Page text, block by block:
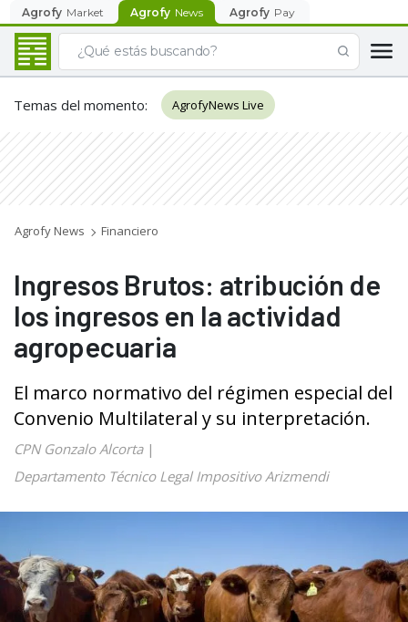
Agrofy Market Agrofy News Agrofy Pay
Temas del momento: AgrofyNews Live
Agrofy News Financiero
Ingresos Brutos: atribución de
los ingresos en la actividad
agropecuaria
El marco normativo del régimen especial del
Convenio Multilateral y su interpretación.
CPN Gonzalo Alcorta|
Departamento Técnico Legal Impositivo Arizmendi